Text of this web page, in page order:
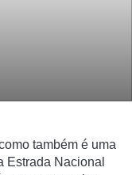
também é uma
Estrada Nacional